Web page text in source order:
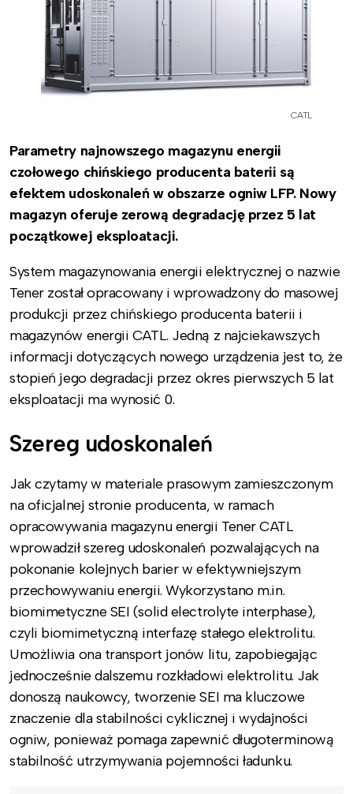
CATL
Parametry najnowszego magazynu energii
czołowego chińskiego producenta baterii są
efektem udoskonaleń w obszarze ogniw LFP. Nowy
magazyn oferuje zerową degradację przez 5 lat
początkowej eksploatacji.
System magazynowania energii elektrycznej o nazwie
Tener został opracowany i wprowadzony do masowej
produkcji przez chińskiego producenta baterii i
magazynów energii CATL. Jedną z najciekawszych
informacji dotyczących nowego urządzenia jest to, że
stopień jego degradacji przez okres pierwszych 5 lat
eksploatacji ma wynosić 0.
Szereg udoskonaleń
Jak czytamy w materiale prasowym zamieszczonym
na oficjalnej stronie producenta, w ramach
opracowywania magazynu energii Tener CATL
wprowadził szereg udoskonaleń pozwalających na
pokonanie kolejnych barier w efektywniejszym
przechowywaniu energii. Wykorzystano m.in.
biomimetyczne SEI (solid electrolyte interphase),
czyli biomimetyczną interfazę stałego elektrolitu.
Umożliwia ona transport jonów litu, zapobiegając
jednocześnie dalszemu rozkładowi elektrolitu. Jak
donoszą naukowcy, tworzenie SEI ma kluczowe
znaczenie dla stabilności cyklicznej i wydajności
ogniw, ponieważ pomaga zapewnić długoterminową
stabilność utrzymywania pojemności ładunku.